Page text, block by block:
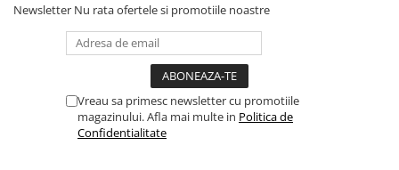
Newsletter Nu rata ofertele si promotiile noastre
Vreau sa primesc newsletter cu promotiile
magazinului. Afla mai multe in Politica de
Confidentialitate